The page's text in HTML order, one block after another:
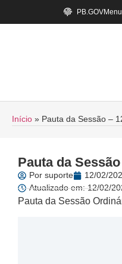
PB.GOV
Início » Pauta da Sessão –
Pauta da
Por suporte
12/02/
Atualizado em: 12/02/
Pauta da Sessão